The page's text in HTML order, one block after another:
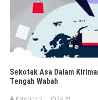
Sekotak Asa Dalam
Tengah Wabah
Katerina S. 14.59